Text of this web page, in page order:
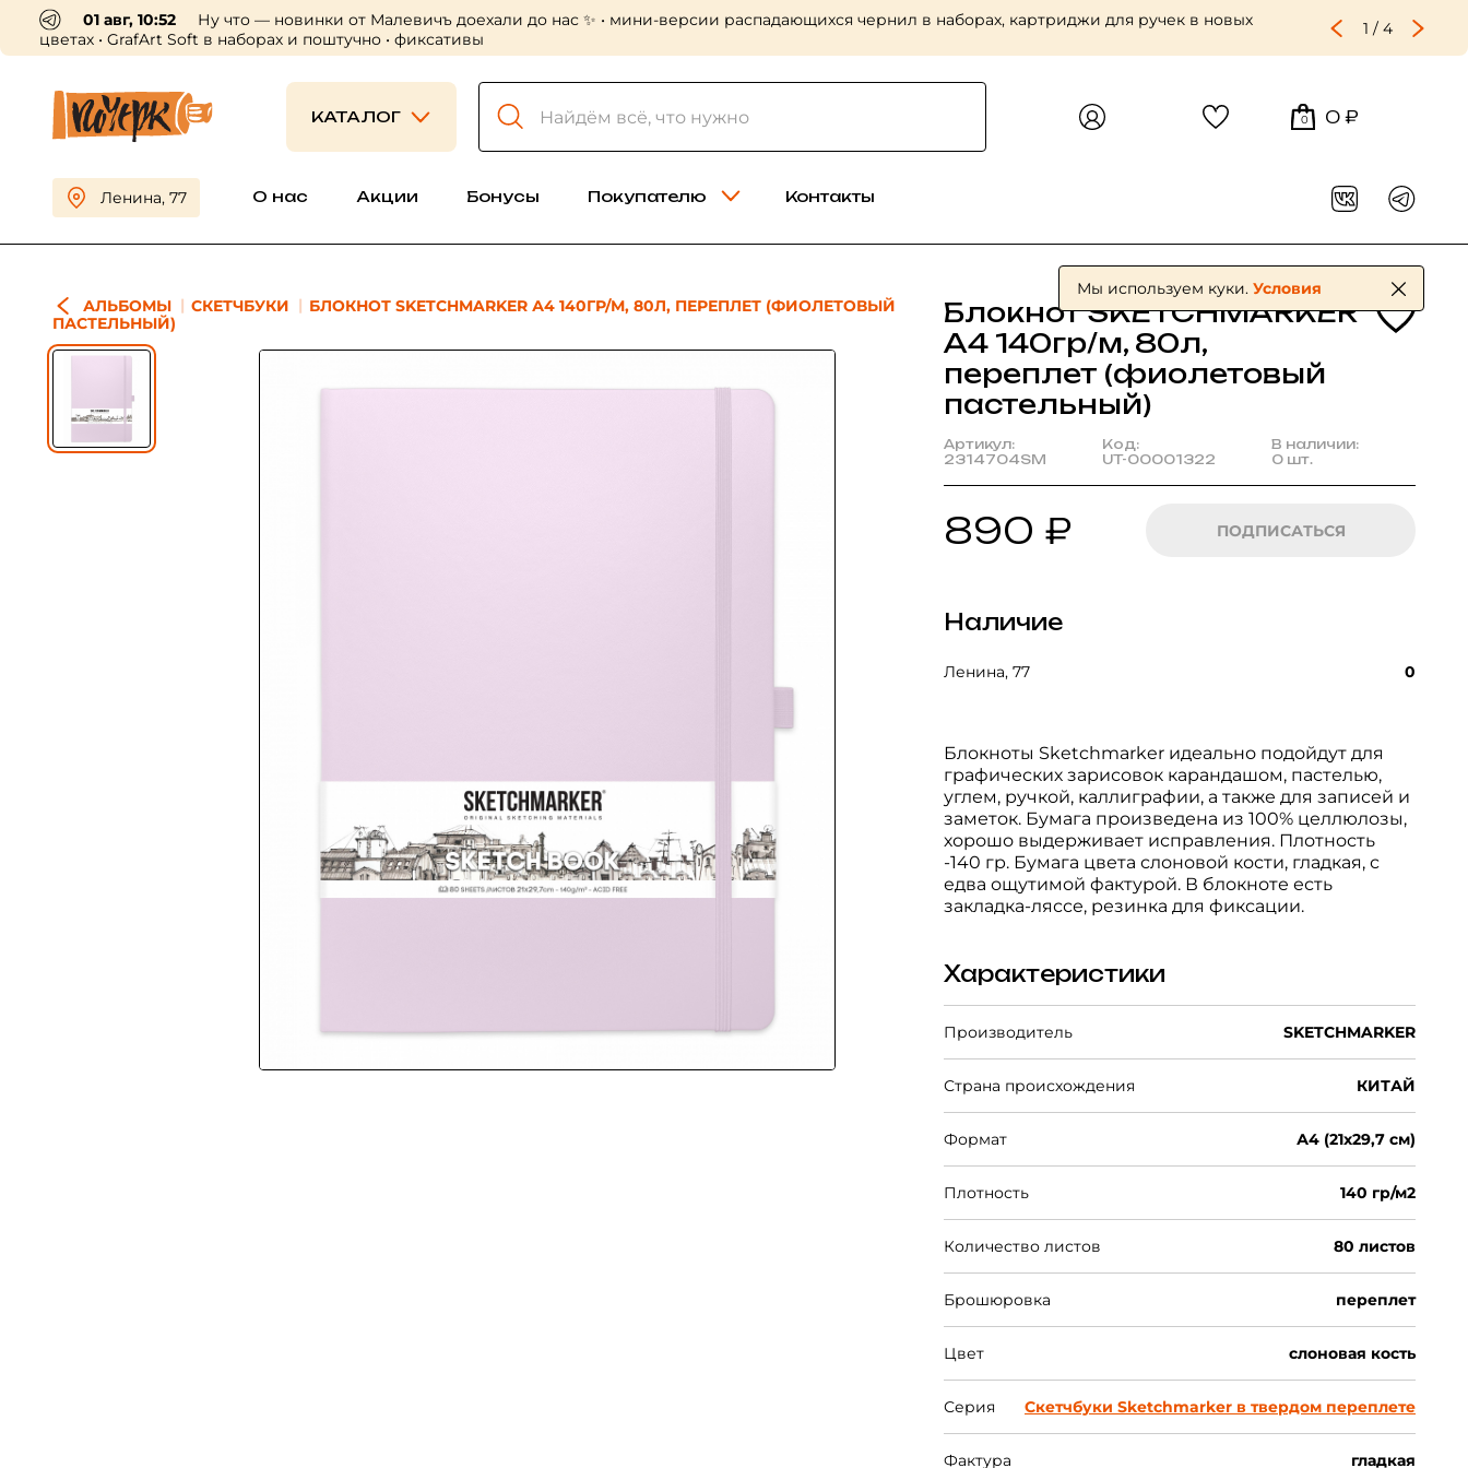
01 авг, 10:52
Ну что — новинки от Малевичъ доехали до нас ✨ • мини-версии распадающихся чернил в наборах, картриджи для ручек в новых
цветах • GrafArt Soft в наборах и поштучно • фиксативы
1 / 4
КАТАЛОГ 0 0 ₽
Ленина, 77 О нас Акции Бонусы Покупателю Контакты
АЛЬБОМЫ СКЕТЧБУКИ
БЛОКНОТ SKETCHMARKER А4 140ГР/М, 80Л, ПЕРЕПЛЕТ (ФИОЛЕТОВЫЙ
ПАСТЕЛЬНЫЙ)
Блокнот SKETCHMARKER
А4 140гр/м, 80л,
переплет (фиолетовый
пастельный)
Артикул:
2314704SM
Код:
UT-00001322
В наличии:
0 шт.
890 ₽ ПОДПИСАТЬСЯ
Наличие
Ленина, 77 0
Блокноты Sketchmarker идеально подойдут для
графических зарисовок карандашом, пастелью,
углем, ручкой, каллиграфии, а также для записей и
заметок. Бумага произведена из 100% целлюлозы,
хорошо выдерживает исправления. Плотность
-140 гр. Бумага цвета слоновой кости, гладкая, с
едва ощутимой фактурой. В блокноте есть
закладка-ляссе, резинка для фиксации.
Характеристики
Производитель SKETCHMARKER
Страна происхождения КИТАЙ
Формат А4 (21х29,7 см)
Плотность 140 гр/м2
Количество листов 80 листов
Брошюровка переплет
Цвет слоновая кость
Серия Скетчбуки Sketchmarker в твердом переплете
Фактура гладкая
Мы используем куки. Условия